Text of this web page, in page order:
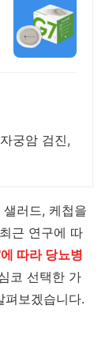
러드, 케첩을
근 연구에 따
따라 당뇨병
코 선택한 가
보겠습니다.